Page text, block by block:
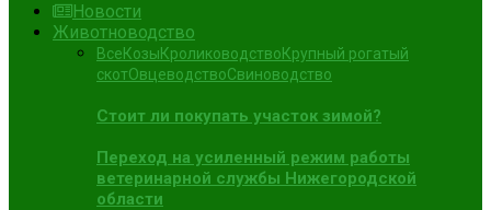
Новости
Животноводство
ВсеКозыКролиководствоКрупный рогатый
скотОвцеводствоСвиноводство
Стоит ли покупать участок зимой?
Переход на усиленный режим работы
ветеринарной службы Нижегородской
области